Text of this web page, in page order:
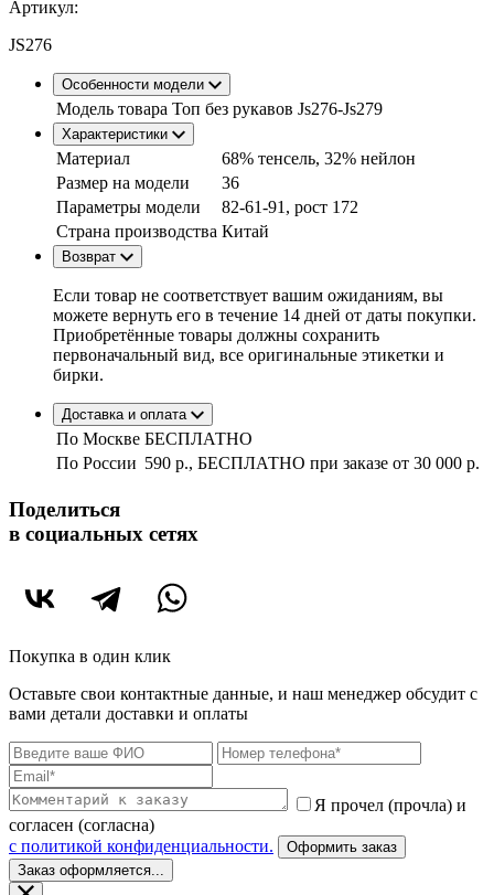
Артикул:
JS276
Особенности модели
Модель товара Топ без рукавов Js276-Js279
Характеристики
Материал
68% тенсель, 32% нейлон
Размер на модели
36
Параметры модели
82-61-91, рост 172
Страна производства Китай
Возврат
Если товар не соответствует вашим ожиданиям, вы
можете вернуть его в течение 14 дней от даты покупки.
Приобретённые товары должны сохранить
первоначальный вид, все оригинальные этикетки и
бирки.
Доставка и оплата
По Москве БЕСПЛАТНО
По России 590 р., БЕСПЛАТНО при заказе от 30 000 р.
Поделиться
в социальных сетях
Покупка в один клик
Оставьте свои контактные данные, и наш менеджер обсудит с
вами детали доставки и оплаты
Я прочел (прочла) и
согласен (согласна)
c политикой конфиденциальности.
Оформить заказ
Заказ оформляется...